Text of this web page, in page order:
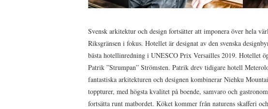
Svensk arkitektur och design fortsätter att imponera över hela
Riksgränsen i fokus. Hotellet är designat av den svenska
bästa hotellinredning i UNESCO Prix Versailles 2019. Hotellet
Patrik ”Strumpan” Strömsten. Patrik drev tidigare hotell
fantastiska arkitekturen och designen kombinerar Niehku
toppturer, med högsta kvalitet på boende, samvaro och
fortsätta runt matbordet. Köket kommer från naturens skafferi